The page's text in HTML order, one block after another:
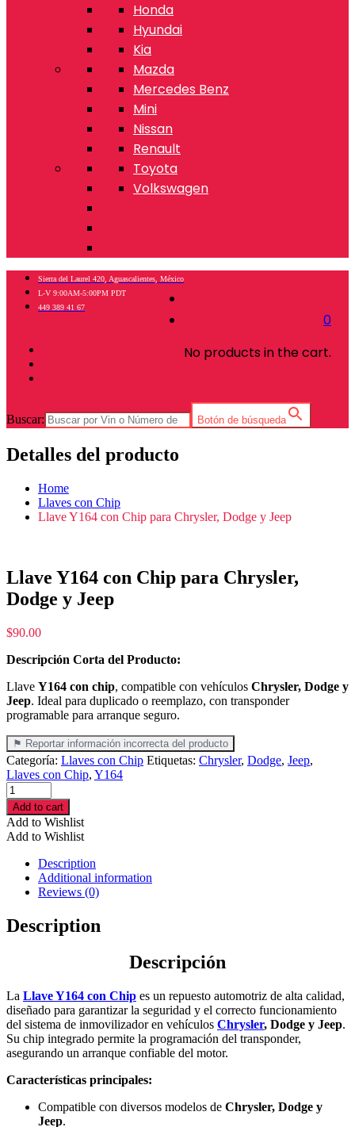
Honda
Hyundai
Kia
Mazda
Mercedes Benz
Mini
Nissan
Renault
Toyota
Volkswagen
0
No products in the cart.
Sierra del Laurel 420, Aguascalientes, México
L-V 9:00AM-5:00PM PDT
449 389 41 67
Buscar: Botón de búsqueda
Detalles del producto
Home
Llaves con Chip
Llave Y164 con Chip para Chrysler, Dodge y Jeep
Llave Y164 con Chip para Chrysler,
Dodge y Jeep
$90.00
Descripción Corta del Producto:
Llave Y164 con chip, compatible con vehículos Chrysler, Dodge y
Jeep. Ideal para duplicado o reemplazo, con transponder
programable para arranque seguro.
⚑ Reportar información incorrecta del producto
Categoría: Llaves con Chip Etiquetas: Chrysler, Dodge, Jeep,
Llaves con Chip, Y164
Llave
Y164
con
Chip
para
Chrysler,
Dodge
cantidad
Add to cart
Add to Wishlist
Add to Wishlist
Description
Additional information
Reviews (0)
Description
Descripción
La Llave Y164 con Chip es un repuesto automotriz de alta calidad,
diseñado para garantizar la seguridad y el correcto funcionamiento
del sistema de inmovilizador en vehículos Chrysler, Dodge y Jeep.
Su chip integrado permite la programación del transponder,
asegurando un arranque confiable del motor.
Características principales:
Compatible con diversos modelos de Chrysler, Dodge y
Jeep.